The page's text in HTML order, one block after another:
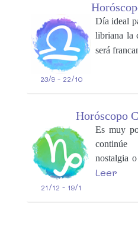
23/9 - 22/10
Día ideal
libriana la
será
Horóscopo
21/12 - 19/1
Es muy
continúe
nostalgia
Leer